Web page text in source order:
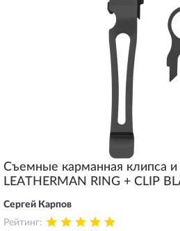
Съемные карманная клипса
LEATHERMAN RING + CLIP
Сергей Карпов
Рейтинг: